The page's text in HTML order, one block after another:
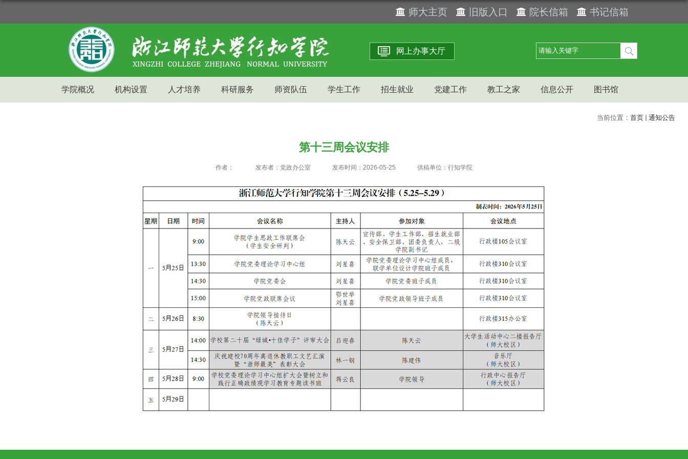
师大主页 旧版入口 院长信箱 书记信箱
网上办事大厅
学院概况 机构设置 人才培养 科研服务 师资队伍 学生工作 招生就业 党建工作 教工之家 信息公开 图书馆
当前位置： 首页 通知公告
第十三周会议安排
作者： 发布者：党政办公室 发布时间：2026-05-25 供稿单位：行知学院